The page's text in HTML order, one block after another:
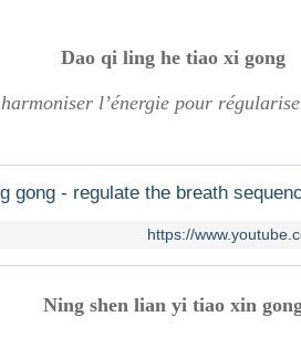
Dao qi ling he tiao xi gong
l’énergie pour
gong - regulate the breath
https://
Ning shen lian yi tiao xin